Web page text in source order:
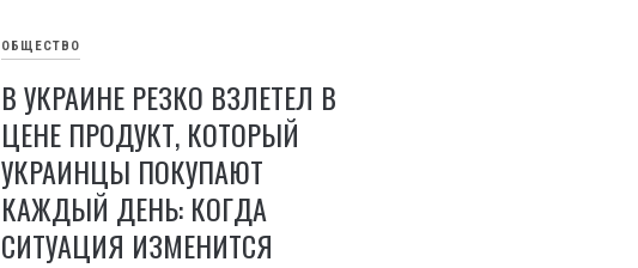
ОБЩЕСТВО
В УКРАИНЕ РЕЗКО ВЗЛЕТЕЛ В
ЦЕНЕ ПРОДУКТ, КОТОРЫЙ
УКРАИНЦЫ ПОКУПАЮТ
КАЖДЫЙ ДЕНЬ: КОГДА
СИТУАЦИЯ ИЗМЕНИТСЯ